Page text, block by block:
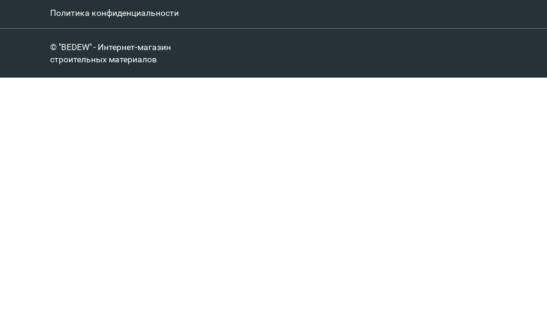
Политика конфиденциальности
© "BEDEW" - Интернет-магазин
строительных материалов